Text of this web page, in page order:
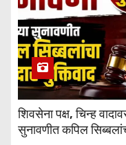
शिवसेना पक्ष, चिन्ह
सुनावणीत कपिल